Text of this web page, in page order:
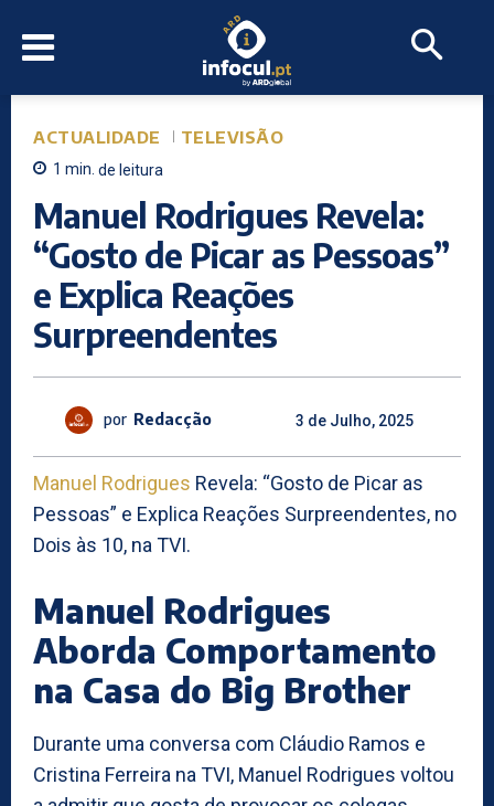
ACTUALIDADE TELEVISÃO
1 min. de leitura
Manuel Rodrigues Revela:
“Gosto de Picar as Pessoas”
e Explica Reações
Surpreendentes
por Redacção 3 de Julho, 2025
Manuel Rodrigues Revela: “Gosto de Picar as
Pessoas” e Explica Reações Surpreendentes, no
Dois às 10, na TVI.
Manuel Rodrigues
Aborda Comportamento
na Casa do Big Brother
Durante uma conversa com Cláudio Ramos e
Cristina Ferreira na TVI, Manuel Rodrigues voltou